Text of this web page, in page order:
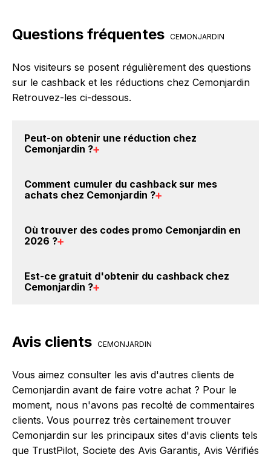
Questions fréquentes CEMONJARDIN
Nos visiteurs se posent régulièrement des questions
sur le cashback et les réductions chez Cemonjardin
Retrouvez-les ci-dessous.
Peut-on obtenir une réduction chez
Cemonjardin ?
crédités sur votre cagnotte BackBackBack lorsque
vous réalisez un achat sur le site web de
éventuels bonus.
Comment cumuler du cashback sur mes
achats chez Cemonjardin ?
Cemonjardin : Créez votre compte sur
apparaître le cashback dans votre cagnotte au plus
tard 48h après votre achat sur le site Cemonjardin.
Où trouver des codes promo Cemonjardin en
2026 ?
promo chez Cemonjardin. Si descodes promo
Cemonjardin sont disponibles sur notre site
Est-ce gratuit d'obtenir du cashback chez
Cemonjardin ?
cashback sur vos achats chez Cemonjardin. Oui,
Cemonjardin.
Avis clients CEMONJARDIN
Vous aimez consulter les avis d'autres clients de
Cemonjardin avant de faire votre achat ? Pour le
moment, nous n'avons pas recolté de commentaires
clients. Vous pourrez très certainement trouver
Cemonjardin sur les principaux sites d'avis clients tels
que TrustPilot, Societe des Avis Garantis, Avis Vérifiés